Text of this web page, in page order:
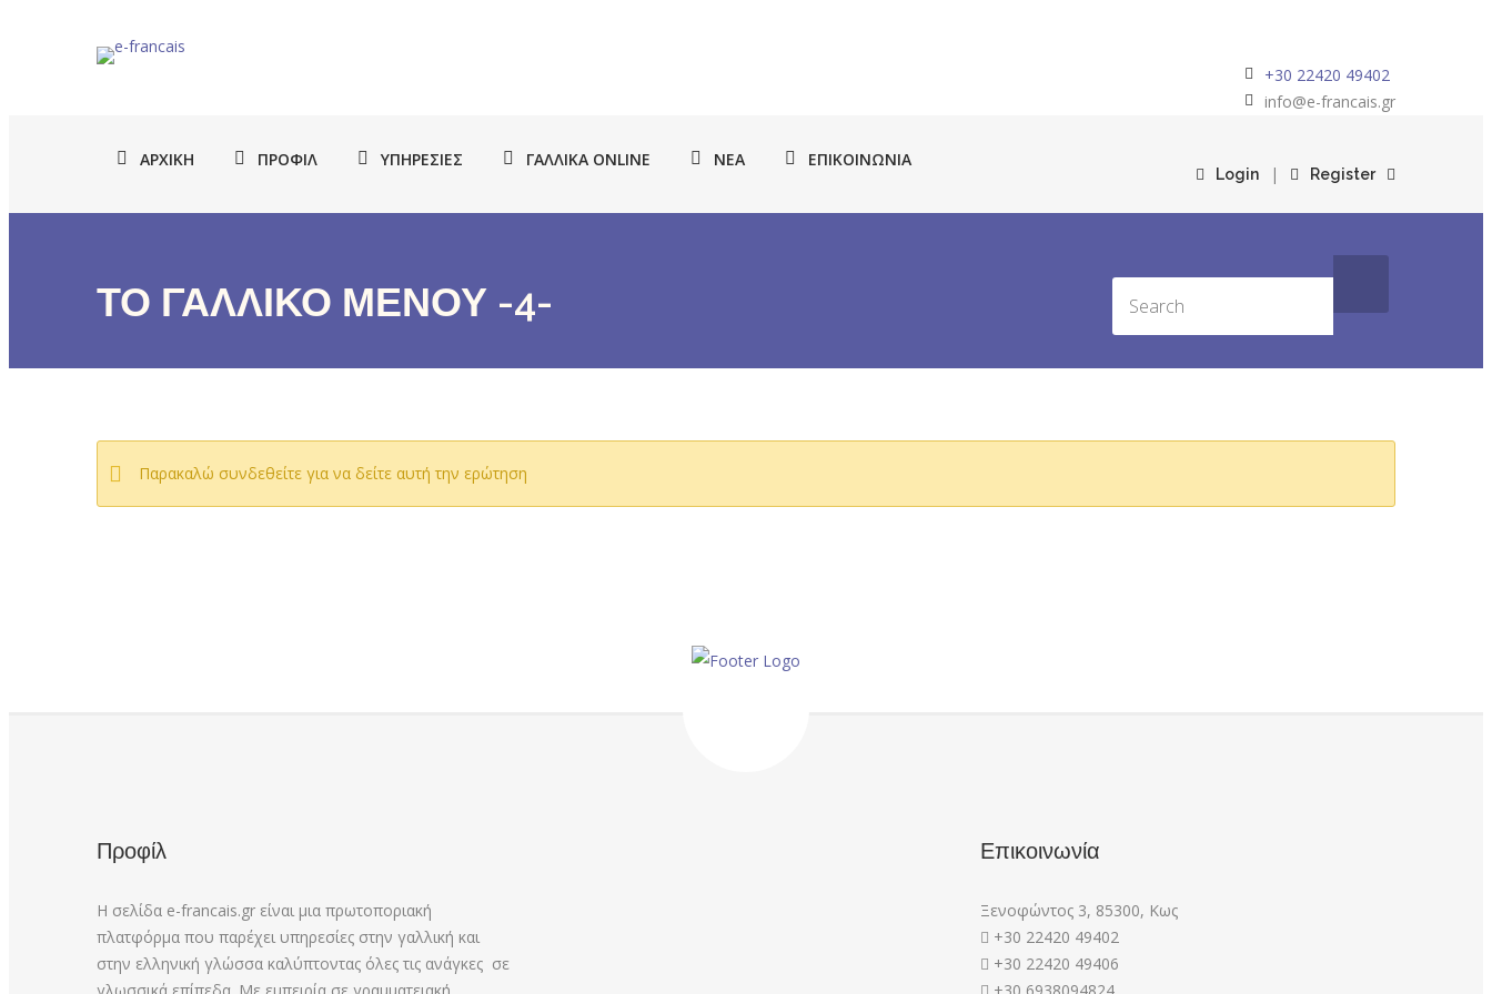
+30 22420 49402
info@e-francais.gr
ΑΡΧΙΚΉ ΠΡΟΦΊΛ ΥΠΗΡΕΣΊΕΣ ΓΑΛΛΙΚΆ ONLINE ΝΈΑ ΕΠΙΚΟΙΝΩΝΊΑ
Login | Register
ΤΟ ΓΑΛΛΙΚΟ ΜΕΝΟΥ -4-
Παρακαλώ συνδεθείτε για να δείτε αυτή την ερώτηση
Προφίλ
Η σελίδα e-francais.gr είναι μια πρωτοποριακή
πλατφόρμα που παρέχει υπηρεσίες στην γαλλική και
στην ελληνική γλώσσα καλύπτοντας όλες τις ανάγκες σε
Επικοινωνία
Ξενοφώντος 3, 85300, Κως
+30 22420 49402
+30 22420 49406